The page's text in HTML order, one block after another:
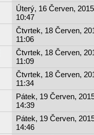
Úterý, 16 Červen,
10:47
Čtvrtek, 18 Červen,
11:06
Čtvrtek, 18 Červen,
11:09
Čtvrtek, 18 Červen,
11:34
Pátek, 19 Červen,
14:39
Pátek, 19 Červen,
14:46